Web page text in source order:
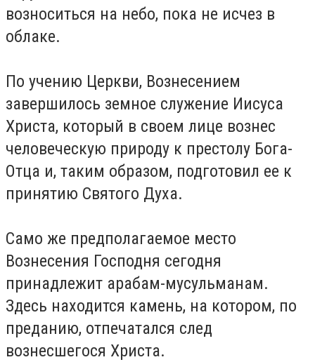
возноситься на небо, пока не исчез в
облаке.
По учению Церкви, Вознесением
завершилось земное служение Иисуса
Христа, который в своем лице вознес
человеческую природу к престолу Бога-
Отца и, таким образом, подготовил ее к
принятию Святого Духа.
Само же предполагаемое место
Вознесения Господня сегодня
принадлежит арабам-мусульманам.
Здесь находится камень, на котором, по
преданию, отпечатался след
вознесшегося Христа.